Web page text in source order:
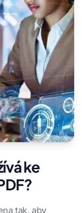
ke
tak, aby